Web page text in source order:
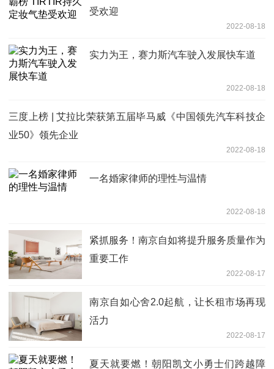
受欢迎
2022-08-18
实力为王，赛力斯汽车驶入发展快车道
2022-08-18
三度上榜 | 艾拉比荣获第五届毕马威《中国领先汽车科技企
业50》领先企业
2022-08-18
一名婚家律师的理性与温情
2022-08-18
紧抓服务！南京自如将提升服务质量作为
重要工作
2022-08-17
南京自如心舍2.0起航，让长租市场再现
活力
2022-08-17
夏天就要燃！朝阳凯文小勇士们跨越障